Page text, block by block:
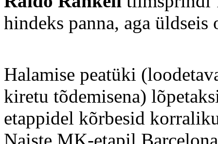
hindeks panna, aga üldseis
Halamise peatüki
kiretu tõdemisena)
etappidel kõrbesid